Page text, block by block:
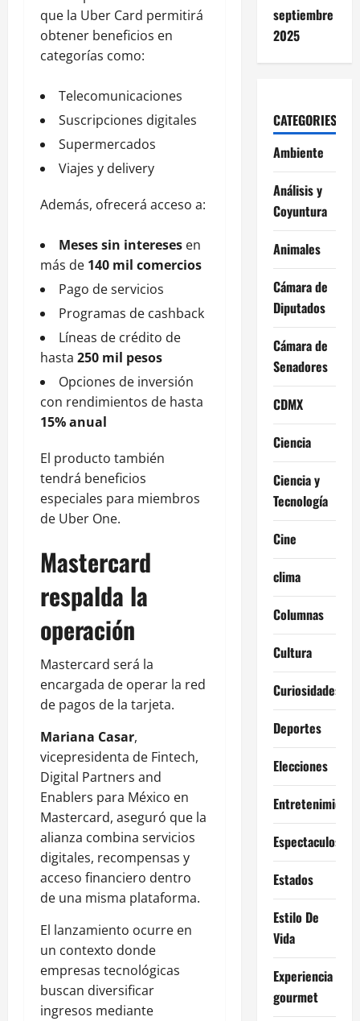
que la Uber Card permitirá
obtener beneficios en
categorías como:
Telecomunicaciones
Suscripciones digitales
Supermercados
Viajes y delivery
Además, ofrecerá acceso a:
Meses sin intereses en
más de 140 mil comercios
Pago de servicios
Programas de cashback
Líneas de crédito de
hasta 250 mil pesos
Opciones de inversión
con rendimientos de hasta
15% anual
El producto también
tendrá beneficios
especiales para miembros
de Uber One.
Mastercard
respalda la
operación
Mastercard será la
encargada de operar la red
de pagos de la tarjeta.
Mariana Casar,
vicepresidenta de Fintech,
Digital Partners and
Enablers para México en
Mastercard, aseguró que la
alianza combina servicios
digitales, recompensas y
acceso financiero dentro
de una misma plataforma.
El lanzamiento ocurre en
un contexto donde
empresas tecnológicas
buscan diversificar
ingresos mediante
septiembre
2025
CATEGORIES
Ambiente
Análisis y
Coyuntura
Animales
Cámara de
Diputados
Cámara de
Senadores
CDMX
Ciencia
Ciencia y
Tecnología
Cine
clima
Columnas
Cultura
Curiosidades
Deportes
Elecciones
Entretenimiento
Espectaculos
Estados
Estilo De
Vida
Experiencia
gourmet